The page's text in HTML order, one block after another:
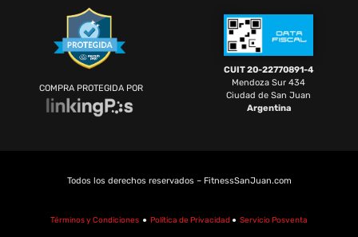
COMPRA PROTEGIDA POR
CUIT 20-22770891-4
Mendoza Sur 434
Ciudad de San Juan
Argentina
Todos los derechos reservados – FitnessSanJuan.com
Términos y Condiciones ● Política de Privacidad ● Servicio Posventa